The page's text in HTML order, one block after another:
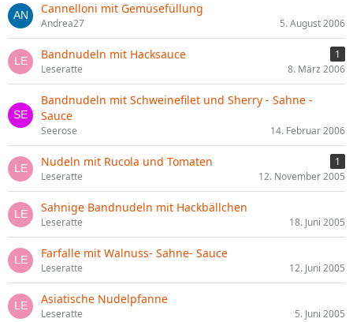
Cannelloni mit Gemüsefüllung
Andrea27 5. August 2006
Bandnudeln mit Hacksauce
1
Leseratte
8. März 2006
Bandnudeln mit Schweinefilet und Sherry - Sahne -
Sauce
Seerose 14. Februar 2006
Nudeln mit Rucola und Tomaten
1
Leseratte
12. November 2005
Sahnige Bandnudeln mit Hackbällchen
Leseratte 18. Juni 2005
Farfalle mit Walnuss- Sahne- Sauce
Leseratte 12. Juni 2005
Asiatische Nudelpfanne
Leseratte 5. Juni 2005